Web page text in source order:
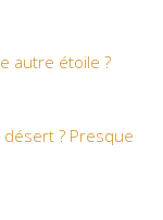
autre étoile ?
désert ? Presque